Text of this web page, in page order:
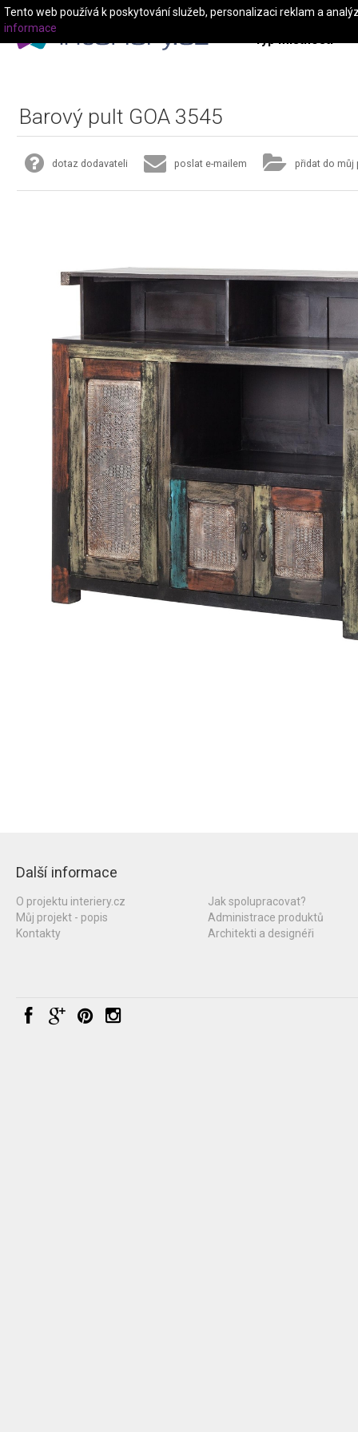
Typ místnosti
Barový pult GOA 3545
dotaz dodavateli poslat e-mailem přidat do můj
Další informace
O projektu interiery.cz
Můj projekt - popis
Kontakty
Jak spolupracovat?
Administrace produktů
Architekti a designéři
Tento web používá k poskytování služeb, personalizaci reklam a
informace